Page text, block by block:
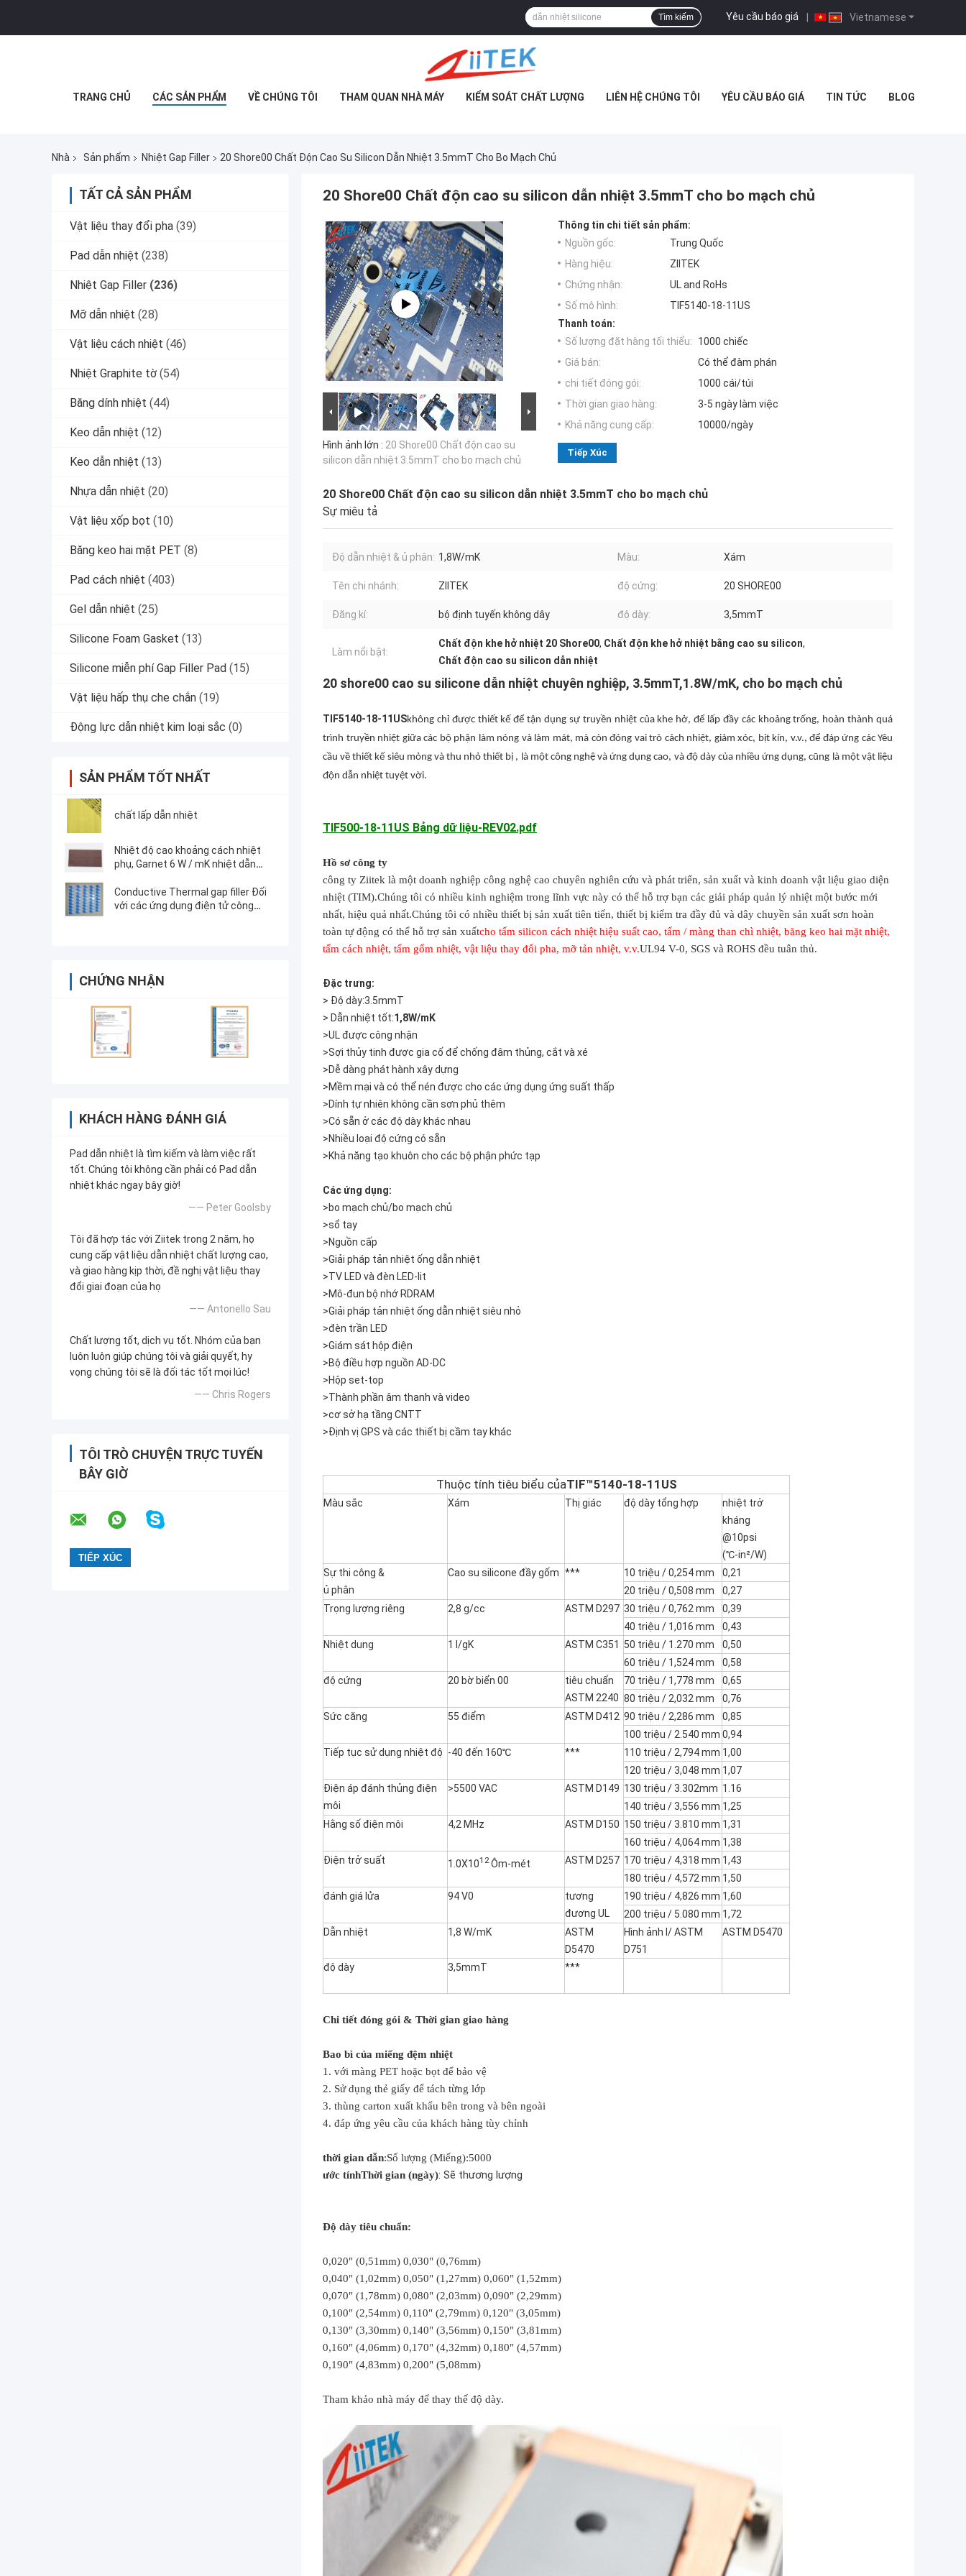
Vietnamese
Yêu cầu báo giá |
Tìm kiếm
TRANG CHỦ CÁC SẢN PHẨM VỀ CHÚNG TÔI THAM QUAN NHÀ MÁY KIỂM SOÁT CHẤT LƯỢNG LIÊN HỆ CHÚNG TÔI YÊU CẦU BÁO GIÁ TIN TỨC BLOG
Nhà Sản phẩm Nhiệt Gap Filler 20 Shore00 Chất Độn Cao Su Silicon Dẫn Nhiệt 3.5mmT Cho Bo Mạch Chủ
TẤT CẢ SẢN PHẨM
Vật liệu thay đổi pha (39)
Pad dẫn nhiệt (238)
Nhiệt Gap Filler (236)
Mỡ dẫn nhiệt (28)
Vật liệu cách nhiệt (46)
Nhiệt Graphite tờ (54)
Băng dính nhiệt (44)
Keo dẫn nhiệt (12)
Keo dẫn nhiệt (13)
Nhựa dẫn nhiệt (20)
Vật liệu xốp bọt (10)
Băng keo hai mặt PET (8)
Pad cách nhiệt (403)
Gel dẫn nhiệt (25)
Silicone Foam Gasket (13)
Silicone miễn phí Gap Filler Pad (15)
Vật liệu hấp thụ che chắn (19)
Động lực dẫn nhiệt kim loại sắc (0)
SẢN PHẨM TỐT NHẤT
chất lấp dẫn nhiệt
Nhiệt độ cao khoảng cách nhiệt
phụ, Garnet 6 W / mK nhiệt dẫn
shore00
Conductive Thermal gap filler Đối
với các ứng dụng điện tử công
CHỨNG NHẬN
KHÁCH HÀNG ĐÁNH GIÁ
Pad dẫn nhiệt là tìm kiếm và làm việc rất
tốt. Chúng tôi không cần phải có Pad dẫn
nhiệt khác ngay bây giờ!
—— Peter Goolsby
Tôi đã hợp tác với Ziitek trong 2 năm, họ
cung cấp vật liệu dẫn nhiệt chất lượng cao,
và giao hàng kịp thời, đề nghị vật liệu thay
đổi giai đoạn của họ
—— Antonello Sau
Chất lượng tốt, dịch vụ tốt. Nhóm của bạn
luôn luôn giúp chúng tôi và giải quyết, hy
vọng chúng tôi sẽ là đối tác tốt mọi lúc!
—— Chris Rogers
TÔI TRÒ CHUYỆN TRỰC TUYẾN
BÂY GIỜ
20 Shore00 Chất độn cao su silicon dẫn nhiệt 3.5mmT cho bo mạch chủ
Hình ảnh lớn : 20 Shore00 Chất độn cao su
silicon dẫn nhiệt 3.5mmT cho bo mạch chủ
Thông tin chi tiết sản phẩm:
Nguồn gốc:
Trung Quốc
Hàng hiệu:
ZIITEK
Chứng nhận:
UL and RoHs
Số mô hình:
TIF5140-18-11US
Thanh toán:
Số lượng đặt hàng tối thiểu:
1000 chiếc
Giá bán:
Có thể đàm phán
chi tiết đóng gói:
1000 cái/túi
Thời gian giao hàng:
3-5 ngày làm việc
Khả năng cung cấp:
10000/ngày
Tiếp Xúc
20 Shore00 Chất độn cao su silicon dẫn nhiệt 3.5mmT cho bo mạch chủ
Sự miêu tả
Độ dẫn nhiệt & ủ phân: 1,8W/mK Màu: Xám
Tên chi nhánh: ZIITEK độ cứng: 20 SHORE00
Đăng kí: bộ định tuyến không dây độ dày: 3,5mmT
Làm nổi bật:
Chất độn khe hở nhiệt 20 Shore00, Chất độn khe hở nhiệt bằng cao su silicon,
Chất độn cao su silicon dẫn nhiệt
20 shore00 cao su silicone dẫn nhiệt chuyên nghiệp, 3.5mmT,1.8W/mK, cho bo mạch chủ
TIF5140-18-11USkhông chỉ được thiết kế để tận dụng sự truyền nhiệt của khe hở, để lấp đầy các khoảng trống, hoàn thành quá
trình truyền nhiệt giữa các bộ phận làm nóng và làm mát, mà còn đóng vai trò cách nhiệt, giảm xóc, bịt kín, v.v., để đáp ứng các Yêu
cầu về thiết kế siêu mỏng và thu nhỏ thiết bị , là một công nghệ và ứng dụng cao, và độ dày của nhiều ứng dụng, cũng là một vật liệu
độn dẫn nhiệt tuyệt vời.
TIF500-18-11US Bảng dữ liệu-REV02.pdf
Hồ sơ công ty
công ty Ziitek là một doanh nghiệp công nghệ cao chuyên nghiên cứu và phát triển, sản xuất và kinh doanh vật liệu giao diện
nhiệt (TIM).Chúng tôi có nhiều kinh nghiệm trong lĩnh vực này có thể hỗ trợ bạn các giải pháp quản lý nhiệt một bước mới
nhất, hiệu quả nhất.Chúng tôi có nhiều thiết bị sản xuất tiên tiến, thiết bị kiểm tra đầy đủ và dây chuyền sản xuất sơn hoàn
toàn tự động có thể hỗ trợ sản xuấtcho tấm silicon cách nhiệt hiệu suất cao, tấm / màng than chì nhiệt, băng keo hai mặt nhiệt,
tấm cách nhiệt, tấm gốm nhiệt, vật liệu thay đổi pha, mỡ tản nhiệt, v.v.UL94 V-0, SGS và ROHS đều tuân thủ.
Đặc trưng:
> Độ dày:3.5mmT
> Dẫn nhiệt tốt:1,8W/mK
>UL được công nhận
>Sợi thủy tinh được gia cố để chống đâm thủng, cắt và xé
>Dễ dàng phát hành xây dựng
>Mềm mại và có thể nén được cho các ứng dụng ứng suất thấp
>Dính tự nhiên không cần sơn phủ thêm
>Có sẵn ở các độ dày khác nhau
>Nhiều loại độ cứng có sẵn
>Khả năng tạo khuôn cho các bộ phận phức tạp
Các ứng dụng:
>bo mạch chủ/bo mạch chủ
>sổ tay
>Nguồn cấp
>Giải pháp tản nhiệt ống dẫn nhiệt
>TV LED và đèn LED-lit
>Mô-đun bộ nhớ RDRAM
>Giải pháp tản nhiệt ống dẫn nhiệt siêu nhỏ
>đèn trần LED
>Giám sát hộp điện
>Bộ điều hợp nguồn AD-DC
>Hộp set-top
>Thành phần âm thanh và video
>cơ sở hạ tầng CNTT
>Định vị GPS và các thiết bị cầm tay khác
Thuộc tính tiêu biểu củaTIF™5140-18-11US
Màu sắc Xám Thị giác độ dày tổng hợp
nhiệt trở
kháng
@10psi
(℃-in²/W)
Sự thi công &
ủ phân
Cao su silicone đầy gốm *** 10 triệu / 0,254 mm
0,21
20 triệu / 0,508 mm
0,27
Trọng lượng riêng
2,8 g/cc ASTM D297 30 triệu / 0,762 mm
0,39
40 triệu / 1,016 mm
0,43
Nhiệt dung
1 l/gK ASTM C351 50 triệu / 1.270 mm
0,50
60 triệu / 1,524 mm
0,58
độ cứng
20 bờ biển 00
tiêu chuẩn
ASTM 2240
70 triệu / 1,778 mm
0,65
80 triệu / 2,032 mm
0,76
Sức căng
55 điểm ASTM D412 90 triệu / 2,286 mm
0,85
100 triệu / 2.540 mm 0,94
Tiếp tục sử dụng nhiệt độ -40 đến 160℃ *** 110 triệu / 2,794 mm 1,00
120 triệu / 3,048 mm 1,07
Điện áp đánh thủng điện
môi
>5500 VAC ASTM D149 130 triệu / 3.302mm 1.16
140 triệu / 3,556 mm 1,25
Hằng số điện môi
4,2 MHz ASTM D150 150 triệu / 3.810 mm 1,31
160 triệu / 4,064 mm 1,38
Điện trở suất
1.0X1012Ôm-mét ASTM D257 170 triệu / 4,318 mm 1,43
180 triệu / 4,572 mm 1,50
đánh giá lửa
94 V0
tương
đương UL
190 triệu / 4,826 mm 1,60
200 triệu / 5.080 mm 1,72
Dẫn nhiệt
1,8 W/mK
ASTM
D5470
Hình ảnh l/ ASTM
D751
ASTM D5470
độ dày 3,5mmT ***
Chi tiết đóng gói & Thời gian giao hàng
Bao bì của miếng đệm nhiệt
1. với màng PET hoặc bọt để bảo vệ
2. Sử dụng thẻ giấy để tách từng lớp
3. thùng carton xuất khẩu bên trong và bên ngoài
4. đáp ứng yêu cầu của khách hàng tùy chỉnh
thời gian dẫn:Số lượng (Miếng):5000
ước tínhThời gian (ngày): Sẽ thương lượng
Độ dày tiêu chuẩn:
0,020" (0,51mm) 0,030" (0,76mm)
0,040" (1,02mm) 0,050" (1,27mm) 0,060" (1,52mm)
0,070" (1,78mm) 0,080" (2,03mm) 0,090" (2,29mm)
0,100" (2,54mm) 0,110" (2,79mm) 0,120" (3,05mm)
0,130" (3,30mm) 0,140" (3,56mm) 0,150" (3,81mm)
0,160" (4,06mm) 0,170" (4,32mm) 0,180" (4,57mm)
0,190" (4,83mm) 0,200" (5,08mm)
Tham khảo nhà máy để thay thế độ dày.